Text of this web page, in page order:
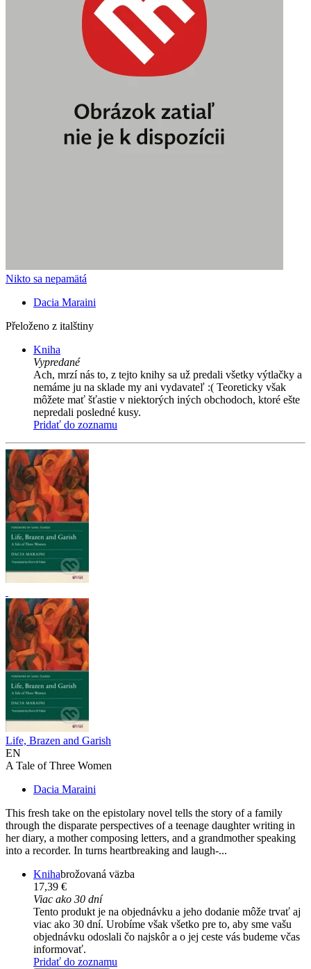
Nikto sa nepamätá
Dacia Maraini
Přeloženo z italštiny
Kniha
Vypredané
Ach, mrzí nás to, z tejto knihy sa už predali všetky výtlačky a
nemáme ju na sklade my ani vydavateľ :( Teoreticky však
môžete mať šťastie v niektorých iných obchodoch, ktoré ešte
nepredali posledné kusy.
Pridať do zoznamu
Life, Brazen and Garish
EN
A Tale of Three Women
Dacia Maraini
This fresh take on the epistolary novel tells the story of a family
through the disparate perspectives of a teenage daughter writing in
her diary, a mother composing letters, and a grandmother speaking
into a recorder. In turns heartbreaking and laugh-...
Knihabrožovaná väzba
17,39 €
Viac ako 30 dní
Tento produkt je na objednávku a jeho dodanie môže trvať aj
viac ako 30 dní. Urobíme však všetko pre to, aby sme vašu
objednávku odoslali čo najskôr a o jej ceste vás budeme včas
informovať.
Pridať do zoznamu